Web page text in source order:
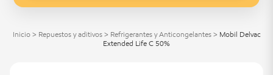
Inicio > Repuestos y aditivos > Refrigerantes y Anticongelantes > Mobil Delvac
Extended Life C 50%